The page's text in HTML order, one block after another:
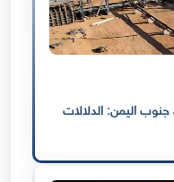
اليمن: الدلالات